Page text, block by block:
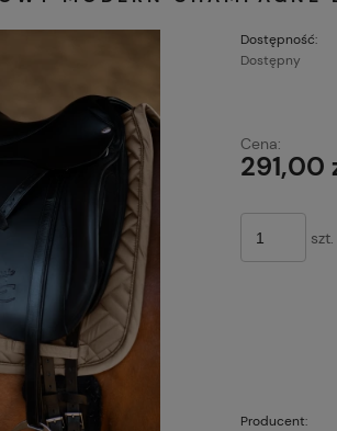
Dostępność:
Dostępny
Cena:
291,00
szt.
Producent: